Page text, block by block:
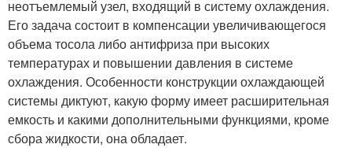
неотъемлемый узел, входящий в систему охлаждения.
Его задача состоит в компенсации увеличивающегося
объема тосола либо антифриза при высоких
температурах и повышении давления в системе
охлаждения. Особенности конструкции охлаждающей
системы диктуют, какую форму имеет расширительная
емкость и какими дополнительными функциями, кроме
сбора жидкости, она обладает.